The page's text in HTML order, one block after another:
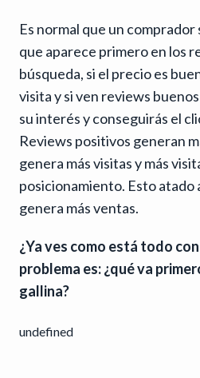
Es normal que un
que aparece primero en los
búsqueda, si el precio es
visita y si ven reviews
su interés y conseguirás el
Reviews positivos generan
genera más visitas y más
posicionamiento. Esto atado
genera más ventas.
¿Ya ves como está todo
problema es: ¿qué va
gallina?
undefined